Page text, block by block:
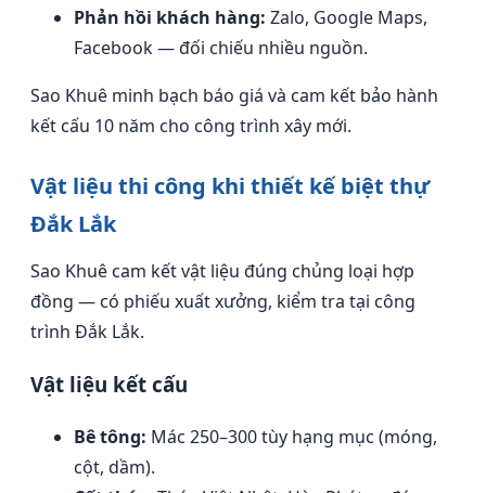
Phản hồi khách hàng: Zalo, Google Maps,
Facebook — đối chiếu nhiều nguồn.
Sao Khuê minh bạch báo giá và cam kết bảo hành
kết cấu 10 năm cho công trình xây mới.
Vật liệu thi công khi thiết kế biệt thự
Đắk Lắk
Sao Khuê cam kết vật liệu đúng chủng loại hợp
đồng — có phiếu xuất xưởng, kiểm tra tại công
trình Đắk Lắk.
Vật liệu kết cấu
Bê tông: Mác 250–300 tùy hạng mục (móng,
cột, dầm).